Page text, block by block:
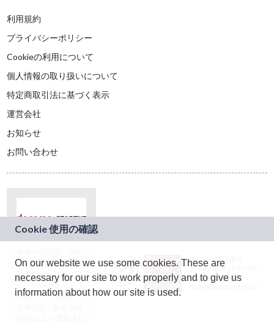
利用規約
プライバシーポリシー
Cookieの利用について
個人情報の取り扱いについて
特定商取引法に基づく表示
運営会社
お知らせ
お問い合わせ
ドコモグループの新
規事業創出プログラ
ム「docomo
STARTUP」を通じて
JASRAC許諾番号：
9024936001Y45037
JASRAC許諾番号：
On our website we use some cookies. These are
necessary for our site to work properly and to give us
information about how our site is used.